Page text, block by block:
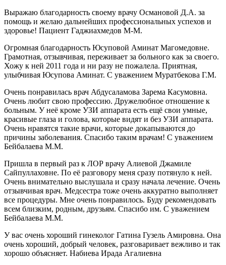
Выражаю благодарность своему врачу Османовой Д.А. за
помощь и желаю дальнейших профессиональных успехов и
здоровье! Пациент Гаджиахмедов М-М.
Огромная благодарность Юсуповой Аминат Магомедовне.
Грамотная, отзывчивая, переживает за больного как за своего.
Хожу к ней 2011 года и ни разу не пожалела. Приятная,
улыбчивая Юсупова Аминат. С уважением Муратбекова Г.М.
Очень понравилась врач Абдусаламова Зарема Касумовна.
Очень любит свою профессию. Дружелюбное отношение к
больным. У неё кроме УЗИ аппарата есть ещё свои умные,
красивые глаза и голова, которые видят и без УЗИ аппарата.
Очень нравятся такие врачи, которые докапываются до
причины заболевания. Спасибо таким врачам! С уважением
Бейбалаева М.М.
Пришла в первый раз к ЛОР врачу Алиевой Джамиле
Сайпуллаховне. По её разговору меня сразу потянуло к ней.
Очень внимательно выслушала и сразу начала лечение. Очень
отзывчивая врач. Медсестра тоже очень аккуратно выполняет
все процедуры. Мне очень понравилось. Буду рекомендовать
всем близким, родным, друзьям. Спасибо им. С уважением
Бейбалаева М.М.
У вас очень хороший гинеколог Гатина Гузель Амировна. Она
очень хороший, добрый человек, разговаривает вежливо и так
хорошо объясняет. Набиева Ирада Агалиевна